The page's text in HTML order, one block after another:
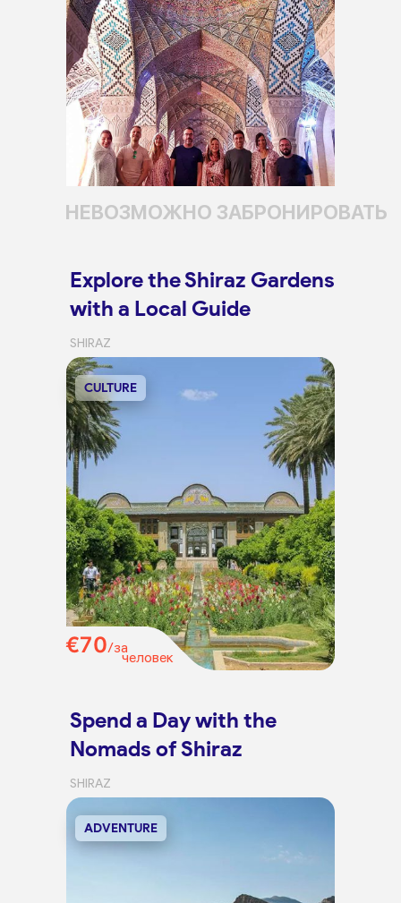
НЕВОЗМОЖНО ЗАБРОНИРОВАТЬ
Explore the Shiraz Gardens
with a Local Guide
SHIRAZ
CULTURE
€70/за
человек
Spend a Day with the
Nomads of Shiraz
SHIRAZ
ADVENTURE